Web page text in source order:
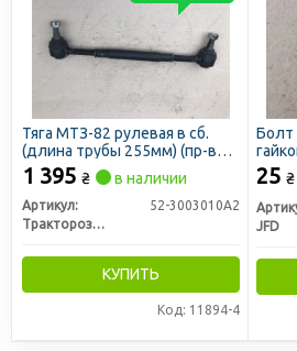
Тяга МТЗ-82 рулевая в сб.
(длина трубы 255мм) (пр-во
РЗТ г. Ромны)
1 395 ₴ в наличии
Артикул:
52-3003010А2
Тракторозапчасть г. Ромны
КУПИТЬ
Код: 11894-4
Болт
25 ₴
JFD